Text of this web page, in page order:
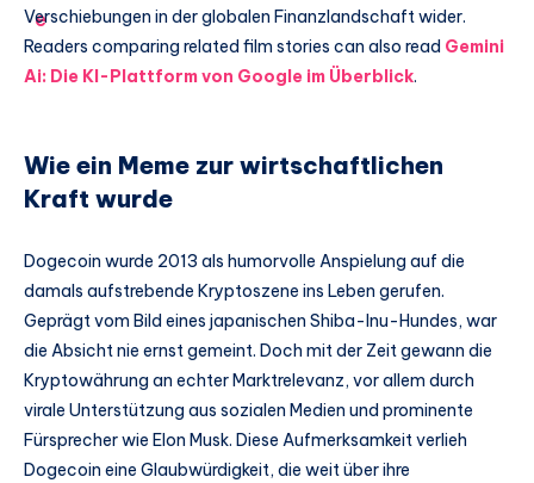
Verschiebungen in der globalen Finanzlandschaft wider.
Readers comparing related film stories can also read Gemini
Ai: Die KI-Plattform von Google im Überblick.
Wie ein Meme zur wirtschaftlichen
Kraft wurde
Dogecoin wurde 2013 als humorvolle Anspielung auf die
damals aufstrebende Kryptoszene ins Leben gerufen.
Geprägt vom Bild eines japanischen Shiba-Inu-Hundes, war
die Absicht nie ernst gemeint. Doch mit der Zeit gewann die
Kryptowährung an echter Marktrelevanz, vor allem durch
virale Unterstützung aus sozialen Medien und prominente
Fürsprecher wie Elon Musk. Diese Aufmerksamkeit verlieh
Dogecoin eine Glaubwürdigkeit, die weit über ihre